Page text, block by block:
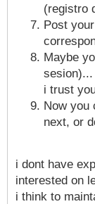
(registro
Post
Maybe
i trust
Now you
next, or
i dont have
interested on
i think to